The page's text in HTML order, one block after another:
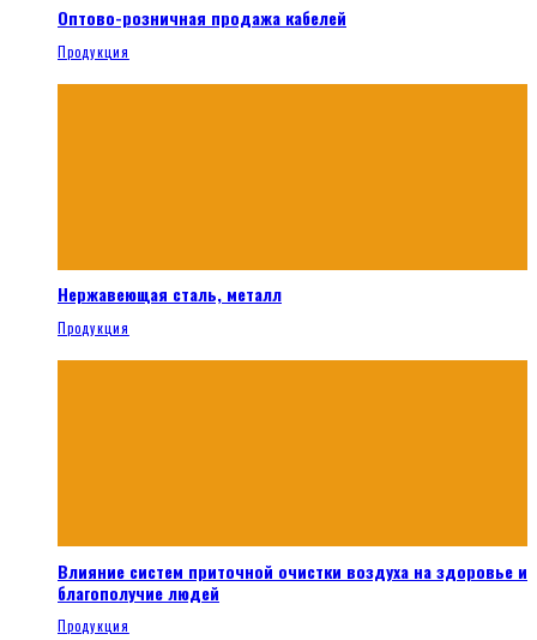
Оптово-розничная продажа кабелей
Продукция
Нержавеющая сталь, металл
Продукция
Влияние систем приточной очистки воздуха на здоровье и
благополучие людей
Продукция